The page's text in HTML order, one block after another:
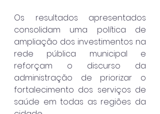
Os resultados apresentados
consolidam uma política de
ampliação dos investimentos na
rede pública municipal e
reforçam o discurso da
administração de priorizar o
fortalecimento dos serviços de
saúde em todas as regiões da